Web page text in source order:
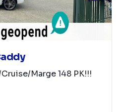
Marge 148 PK!!!